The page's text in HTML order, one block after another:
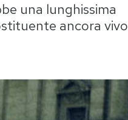
una lunghissima
ancora vivo